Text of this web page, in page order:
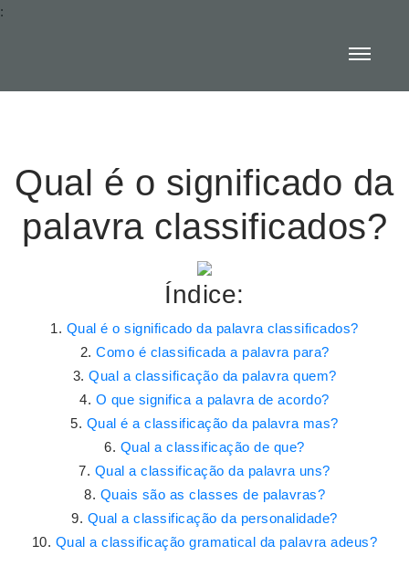
:
Qual é o significado da
palavra classificados?
Índice:
Qual é o significado da palavra classificados?
Como é classificada a palavra para?
Qual a classificação da palavra quem?
O que significa a palavra de acordo?
Qual é a classificação da palavra mas?
Qual a classificação de que?
Qual a classificação da palavra uns?
Quais são as classes de palavras?
Qual a classificação da personalidade?
Qual a classificação gramatical da palavra adeus?